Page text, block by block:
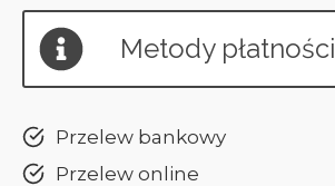
Metody płatności
Przelew bankowy
Przelew online